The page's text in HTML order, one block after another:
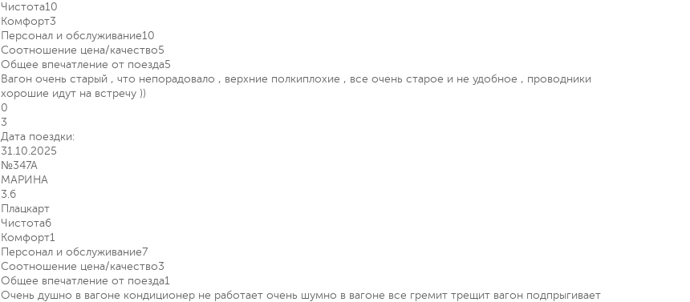
Чистота10
Комфорт3
Персонал и обслуживание10
Соотношение цена/качество5
Общее впечатление от поезда5
Вагон очень старый , что непорадовало , верхние полкиплохие , все очень старое и не удобное , проводники
хорошие идут на встречу ))
0
3
Дата поездки:
31.10.2025
№347А
МАРИНА
3.6
Плацкарт
Чистота6
Комфорт1
Персонал и обслуживание7
Соотношение цена/качество3
Общее впечатление от поезда1
Очень душно в вагоне кондиционер не работает очень шумно в вагоне все гремит трещит вагон подпрыгивает